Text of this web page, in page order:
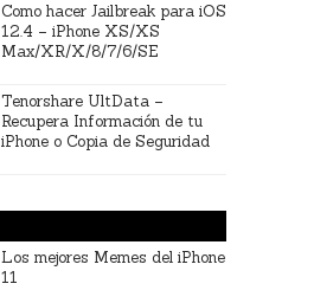
Como hacer Jailbreak para iOS
12.4 – iPhone XS/XS
Max/XR/X/8/7/6/SE
Tenorshare UltData –
Recupera Información de tu
iPhone o Copia de Seguridad
Los mejores Memes del iPhone
11